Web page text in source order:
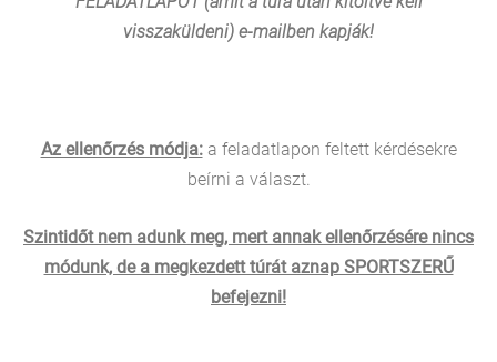
visszaküldeni) e-mailben kapják!
Az ellenőrzés módja:a feladatlapon feltett kérdésekre
beírni a választ.
Szintidőt nem adunk meg, mert annak ellenőrzésére nincs
módunk, de a megkezdett túrát aznap SPORTSZERŰ
befejezni!